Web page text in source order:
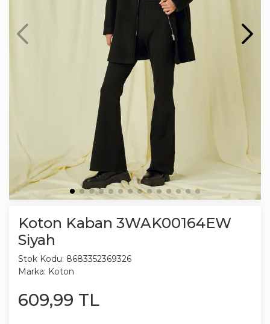
Koton Kaban 3WAK00164EW
Siyah
Stok Kodu: 8683352369326
Marka: Koton
609,99 TL